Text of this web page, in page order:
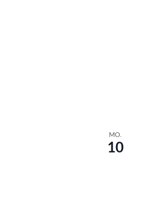
MO.
10